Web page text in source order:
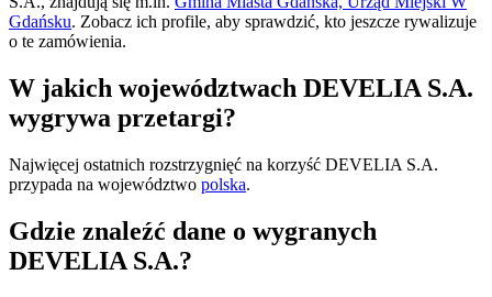
Gdańsku. Zobacz ich profile, aby sprawdzić, kto jeszcze rywalizuje
o te zamówienia.
W jakich województwach DEVELIA S.A.
wygrywa przetargi?
Najwięcej ostatnich rozstrzygnięć na korzyść DEVELIA S.A.
przypada na województwo polska.
Gdzie znaleźć dane o wygranych
DEVELIA S.A.?